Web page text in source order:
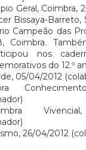
Geral, Coimbra,
Bissaya-
Campeão das
Coimbra.
nos
do 12.º
05/04/2012
Vivencial,
26/04/2012